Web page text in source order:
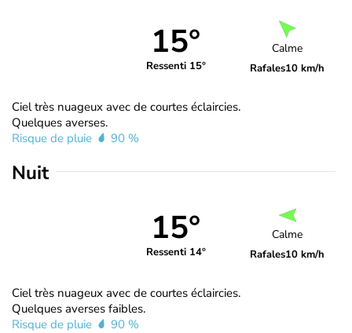
15°
Ressenti 15°
Calme
Rafales10 km/h
Ciel très nuageux avec de courtes éclaircies.
Quelques averses.
Risque de pluie
90 %
Nuit
15°
Ressenti 14°
Calme
Rafales10 km/h
Ciel très nuageux avec de courtes éclaircies.
Quelques averses faibles.
Risque de pluie
90 %